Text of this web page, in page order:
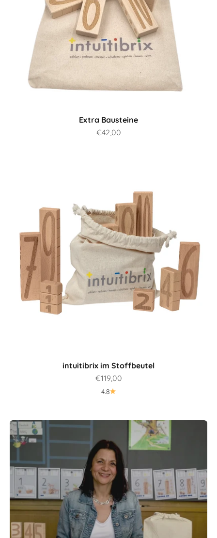
Extra Bausteine
Angebot
€42,00
intuitibrix im Stoffbeutel
Angebot
€119,00
4.8